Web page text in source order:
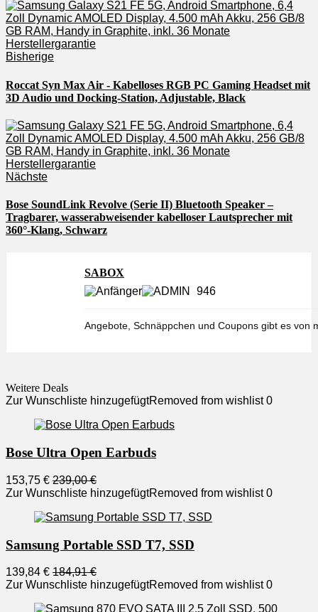
Bisherige
Roccat Syn Max Air - Kabelloses RGB PC Gaming Headset mit
3D Audio und Docking-Station, Adjustable, Black
Nächste
Bose SoundLink Revolve (Serie II) Bluetooth Speaker –
Tragbarer, wasserabweisender kabelloser Lautsprecher mit
360°-Klang, Schwarz
SABOX
946
Angebote, Schnäppchen und Coupons gibt es von
Weitere Deals
Zur Wunschliste hinzugefügtRemoved from wishlist 0
Bose Ultra Open Earbuds
153,75 € 239,00 €
Zur Wunschliste hinzugefügtRemoved from wishlist 0
Samsung Portable SSD T7, SSD
139,84 € 184,91 €
Zur Wunschliste hinzugefügtRemoved from wishlist 0